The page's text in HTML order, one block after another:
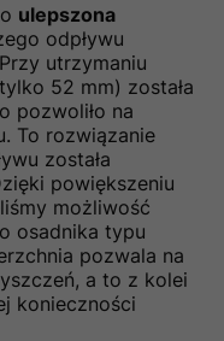
ulepszona
odpływu
Przy utrzymaniu
52 mm) została
pozwoliło na
To rozwiązanie
została
powiększeniu
możliwość
osadnika typu
pozwala na
a to z kolei
konieczności